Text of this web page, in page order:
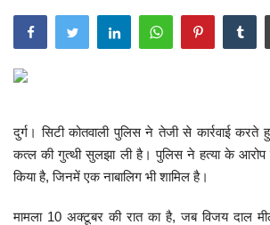
Contact
दुनिया
दुर्ग। सिटी कोतवाली पुलिस ने तेजी से कार्रवाई
कत्ल की गुत्थी सुलझा ली है। पुलिस ने हत्या के आरोप
किया है, जिनमें एक नाबालिग भी शामिल है।
मामला 10 अक्टूबर की रात का है, जब विजय दाल